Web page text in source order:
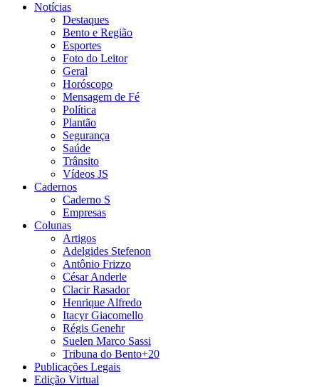
Notícias
Destaques
Bento e Região
Esportes
Foto do Leitor
Geral
Horóscopo
Mensagem de Fé
Política
Plantão
Segurança
Saúde
Trânsito
Vídeos JS
Cadernos
Caderno S
Empresas
Colunas
Artigos
Adelgides Stefenon
Antônio Frizzo
César Anderle
Clacir Rasador
Henrique Alfredo
Itacyr Giacomello
Régis Genehr
Suelen Marco Sassi
Tribuna do Bento+20
Publicações Legais
Edição Virtual